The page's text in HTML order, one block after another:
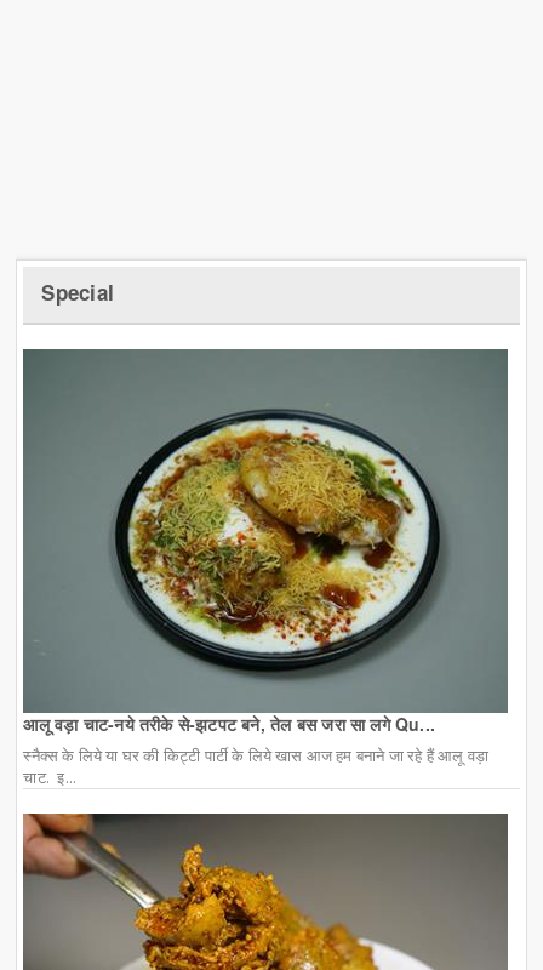
Special
आलू वड़ा चाट-नये तरीके से-झटपट बने, तेल बस जरा सा लगे Qu...
स्नैक्स के लिये या घर की किट्टी पार्टी के लिये खास आज हम बनाने जा रहे हैं आलू वड़ा
चाट. इ...